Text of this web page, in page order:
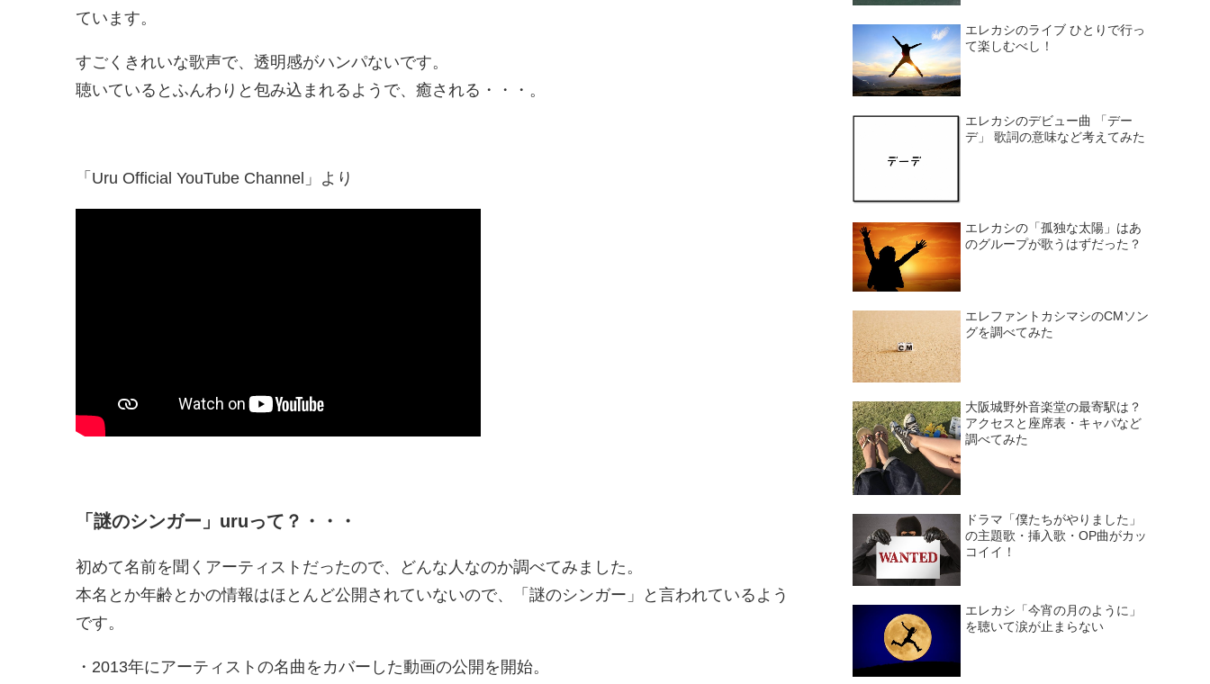
ています。
すごくきれいな歌声で、透明感がハンパないです。
聴いているとふんわりと包み込まれるようで、癒される・・・。
「Uru Official YouTube Channel」より
「謎のシンガー」uruって？・・・
初めて名前を聞くアーティストだったので、どんな人なのか調べてみました。
本名とか年齢とかの情報はほとんど公開されていないので、「謎のシンガー」と言われているよう
です。
・2013年にアーティストの名曲をカバーした動画の公開を開始。
エレカシのライブ ひとりで行っ
て楽しむべし！
エレカシのデビュー曲 「デー
デ」 歌詞の意味など考えてみた
エレカシの「孤独な太陽」はあ
のグループが歌うはずだった？
エレファントカシマシのCMソン
グを調べてみた
大阪城野外音楽堂の最寄駅は？
アクセスと座席表・キャパなど
調べてみた
ドラマ「僕たちがやりました」
の主題歌・挿入歌・OP曲がカッ
コイイ！
エレカシ「今宵の月のように」
を聴いて涙が止まらない